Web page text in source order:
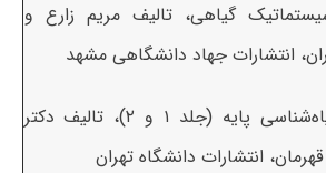
گیاهی، تالیف مریم زارع و
انتشارات جهاد دانشگاهی مشهد
۴- گیاه‌شناسی پایه (جلد ۱ و ۲)، تالیف دکتر
انتشارات دانشگاه تهران